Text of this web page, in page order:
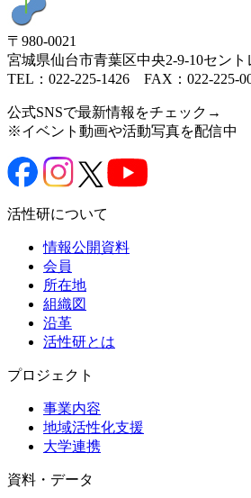
〒980-0021
宮城県仙台市青葉区中央2-9-10セン
TEL：022-225-1426 FAX：022-225-
公式SNSで最新情報をチェック→
※イベント動画や活動写真を配信中
活性研について
情報公開資料
会員
所在地
組織図
沿革
活性研とは
プロジェクト
事業内容
地域活性化支援
大学連携
資料・データ